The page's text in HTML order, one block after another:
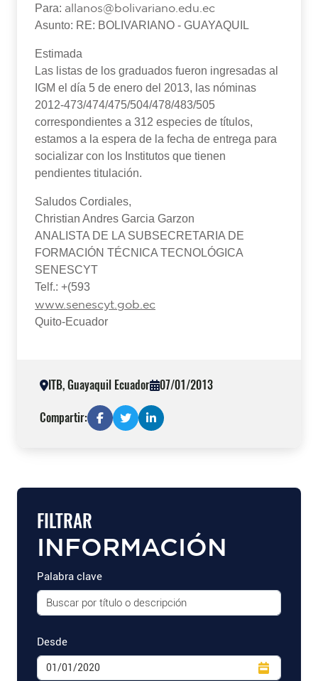
FILTRAR
INFORMACIÓN
Palabra clave
Desde
Para: allanos@bolivariano.edu.ec
Asunto: RE: BOLIVARIANO - GUAYAQUIL
Estimada
Las listas de los graduados fueron ingresadas al
IGM el día 5 de enero del 2013, las nóminas
2012-473/474/475/504/478/483/505
correspondientes a 312 especies de títulos,
estamos a la espera de la fecha de entrega para
socializar con los Institutos que tienen
pendientes titulación.
Saludos Cordiales,
Christian Andres Garcia Garzon
ANALISTA DE LA SUBSECRETARIA DE
FORMACIÓN TÉCNICA TECNOLÓGICA
SENESCYT
Telf.: +(593
www.senescyt.gob.ec
Quito-Ecuador
ITB, Guayaquil Ecuador 07/01/2013
Compartir: